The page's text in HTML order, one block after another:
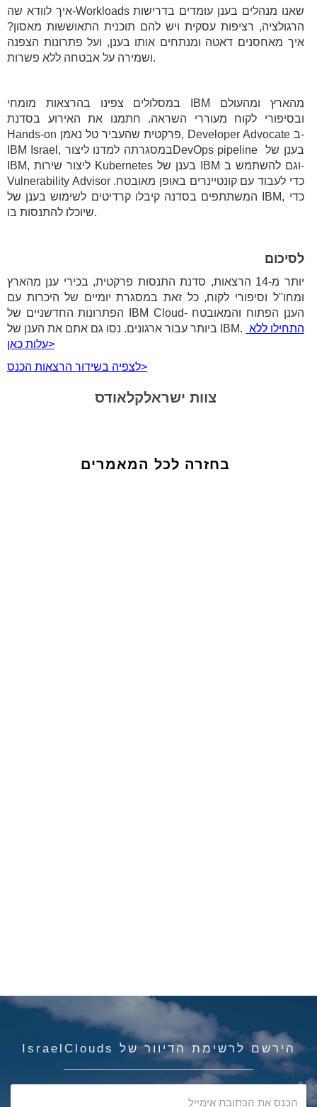
איך לוודא שה-Workloads שאנו מנהלים בענן עומדים בדרישות
הרגולציה, רציפות עסקית ויש להם תוכנית התאוששות מאסון?
איך מאחסנים דאטה ומנתחים אותו בענן, ועל פתרונות הצפנה
ושמירה על אבטחה ללא פשרות.
במסלולים צפינו בהרצאות מומחי IBM מהארץ ומהעולם
ובסיפורי לקוח מעוררי השראה. חתמנו את האירוע בסדנת
Hands-on פרקטית שהעביר טל נאמן, Developer Advocate ב-
IBM Israel, במסגרתה למדנו ליצורDevOps pipeline בענן של
IBM, ליצור שירות Kubernetes בענן של IBM וגם להשתמש ב-
Vulnerability Advisor כדי לעבוד עם קונטיינרים באופן מאובטח.
המשתתפים בסדנה קיבלו קרדיטים לשימוש בענן של IBM, כדי
שיוכלו להתנסות בו.
לסיכום
יותר מ-14 הרצאות, סדנת התנסות פרקטית, בכירי ענן מהארץ
ומחו"ל וסיפורי לקוח, כל זאת במסגרת יומיים של היכרות עם
הפתרונות החדשניים של IBM Cloud- הענן הפתוח והמאובטח
ביותר עבור ארגונים. נסו גם אתם את הענן של IBM.
עלות כאן>
לצפיה בשידור הרצאות הכנס>
צוות ישראלקלאודס
בחזרה לכל המאמרים
הירשם לרשימת הדיוור של IsraelClouds